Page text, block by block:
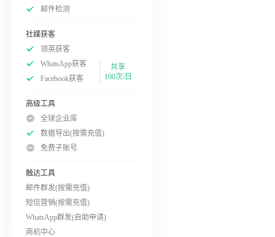
邮件检测
社媒获客
领英获客
WhatsApp获客
Facebook获客
共享
100次/日
高级工具
全球企业库
数据导出(按需充值)
免费子账号
触达工具
邮件群发(按需充值)
短信营销(按需充值)
WhatsApp群发(自助申请)
商机中心